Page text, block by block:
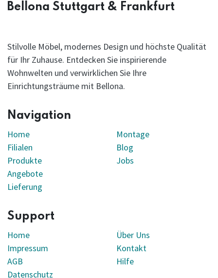
Bellona Stuttgart & Frankfurt
Stilvolle Möbel, modernes Design und höchste Qualität
für Ihr Zuhause. Entdecken Sie inspirierende
Wohnwelten und verwirklichen Sie Ihre
Einrichtungsträume mit Bellona.
Navigation
Home
Filialen
Produkte
Angebote
Lieferung
Montage
Blog
Jobs
Support
Home
Impressum
AGB
Datenschutz
Über Uns
Kontakt
Hilfe